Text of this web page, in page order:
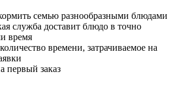
семью разнообразными блюдами
служба доставит блюдо в точно
время
времени, затрачиваемое на
первый заказ